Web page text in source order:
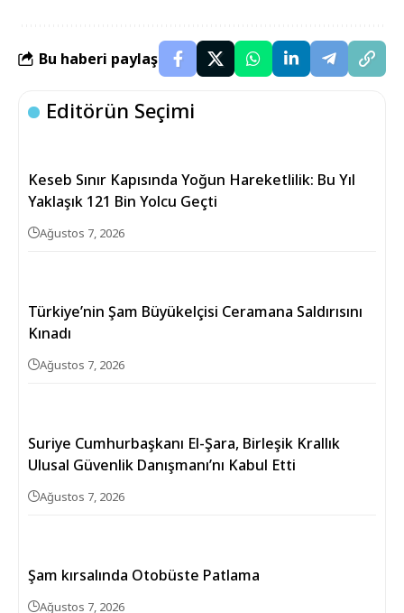
Bu haberi paylaş
Editörün Seçimi
Keseb Sınır Kapısında Yoğun Hareketlilik: Bu Yıl
Yaklaşık 121 Bin Yolcu Geçti
Ağustos 7, 2026
Türkiye’nin Şam Büyükelçisi Ceramana Saldırısını
Kınadı
Ağustos 7, 2026
Suriye Cumhurbaşkanı El-Şara, Birleşik Krallık
Ulusal Güvenlik Danışmanı’nı Kabul Etti
Ağustos 7, 2026
Şam kırsalında Otobüste Patlama
Ağustos 7, 2026